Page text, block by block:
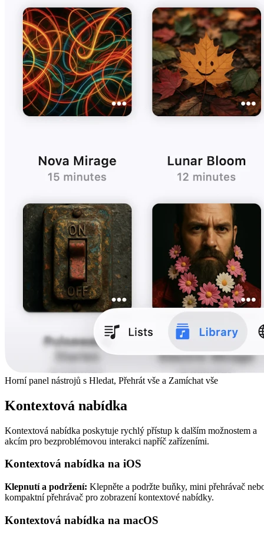
Horní panel nástrojů s Hledat, Přehrát vše a Zamíchat vše
Kontextová nabídka
Kontextová nabídka poskytuje rychlý přístup k dalším možnostem a
akcím pro bezproblémovou interakci napříč zařízeními.
Kontextová nabídka na iOS
Klepnutí a podržení: Klepněte a podržte buňky, mini přehrávač
kompaktní přehrávač pro zobrazení kontextové nabídky.
Kontextová nabídka na macOS